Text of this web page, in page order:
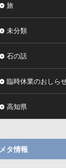
旅
未分類
石の話
臨時休業のおしら
高知県
メタ情報